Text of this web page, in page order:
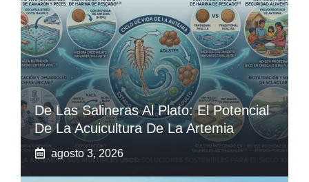
De Las Salineras Al Plato: El Potencial
De La Acuicultura De La Artemia
agosto 3, 2026